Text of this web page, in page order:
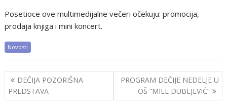
Posetioce ove multimedijalne večeri očekuju: promocija,
prodaja knjiga i mini koncert.
Novosti
Post
navigation
DEČIJA POZORIŠNA
PREDSTAVA
PROGRAM DEČIJE NEDELJE U
OŠ “MILE DUBLJEVIĆ”